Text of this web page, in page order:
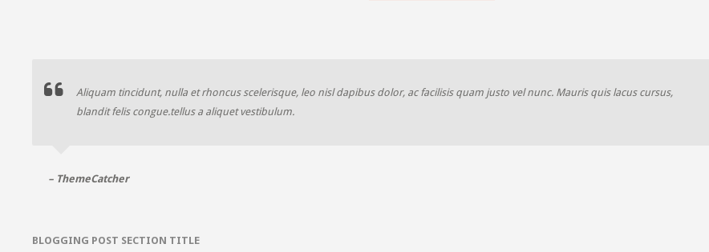
Aliquam tincidunt, nulla et rhoncus scelerisque, leo nisl dapibus dolor, ac facilisis quam justo vel nunc. Mauris quis lacus cursus,
blandit felis congue.tellus a aliquet vestibulum.
– ThemeCatcher
BLOGGING POST SECTION TITLE